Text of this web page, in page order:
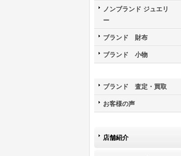
ノンブランド ジュエリ
ー
ブランド 財布
ブランド 小物
ブランド 査定・買取
お客様の声
店舗紹介